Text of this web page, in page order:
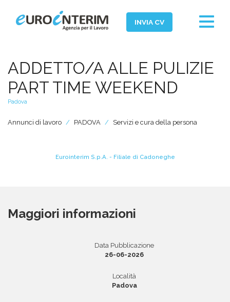
INVIA CV
Toggle
Chi Siamo
Aziende
Persone
Lavora con noi
ADDETTO/A ALLE PULIZIE
PART TIME WEEKEND
Padova
Annunci di lavoro PADOVA Servizi e cura della persona
Eurointerim S.p.A. - Filiale di Cadoneghe
Maggiori informazioni
Data Pubblicazione
26-06-2026
Località
Padova